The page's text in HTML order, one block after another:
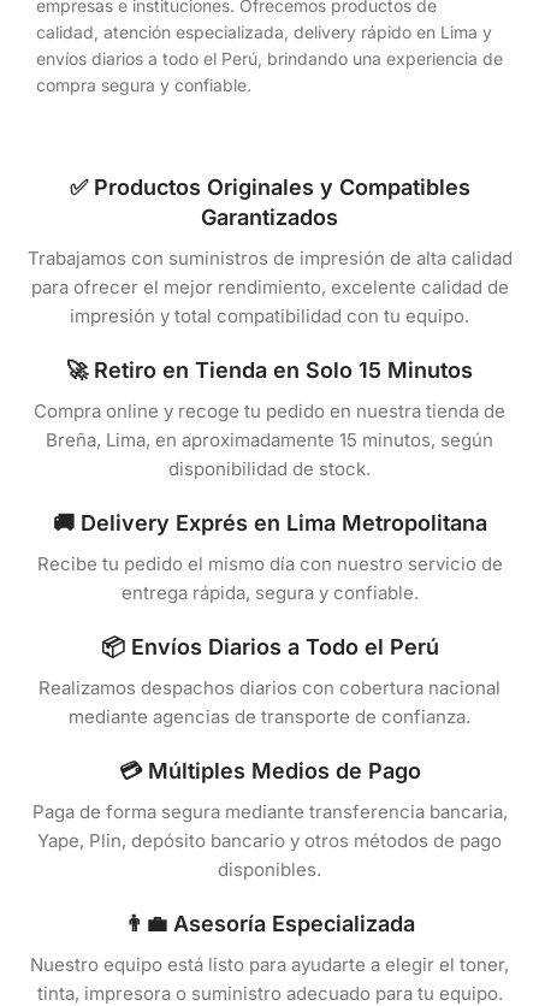
empresas e instituciones. Ofrecemos productos de
calidad, atención especializada, delivery rápido en Lima y
envíos diarios a todo el Perú, brindando una experiencia de
compra segura y confiable.
✅ Productos Originales y Compatibles
Garantizados
Trabajamos con suministros de impresión de alta calidad
para ofrecer el mejor rendimiento, excelente calidad de
impresión y total compatibilidad con tu equipo.
🚀 Retiro en Tienda en Solo 15 Minutos
Compra online y recoge tu pedido en nuestra tienda de
Breña, Lima, en aproximadamente 15 minutos, según
disponibilidad de stock.
🚚 Delivery Exprés en Lima Metropolitana
Recibe tu pedido el mismo día con nuestro servicio de
entrega rápida, segura y confiable.
📦 Envíos Diarios a Todo el Perú
Realizamos despachos diarios con cobertura nacional
mediante agencias de transporte de confianza.
💳 Múltiples Medios de Pago
Paga de forma segura mediante transferencia bancaria,
Yape, Plin, depósito bancario y otros métodos de pago
disponibles.
👨‍💼 Asesoría Especializada
Nuestro equipo está listo para ayudarte a elegir el toner,
tinta, impresora o suministro adecuado para tu equipo.